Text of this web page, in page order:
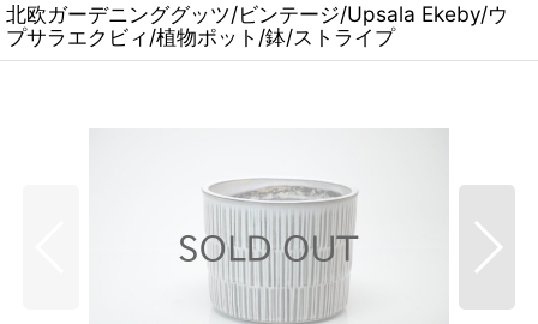
北欧ガーデニンググッツ/ビンテージ/Upsala Ekeby/ウ
プサラエクビィ/植物ポット/鉢/ストライプ